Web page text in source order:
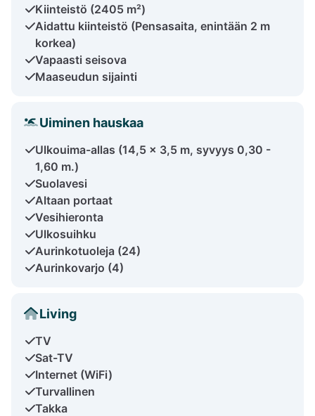
Kiinteistö (2405 m²)
Aidattu kiinteistö (Pensasaita, enintään 2 m
korkea)
Vapaasti seisova
Maaseudun sijainti
Uiminen hauskaa
Ulkouima-allas (14,5 x 3,5 m, syvyys 0,30 -
1,60 m.)
Suolavesi
Altaan portaat
Vesihieronta
Ulkosuihku
Aurinkotuoleja (24)
Aurinkovarjo (4)
Living
TV
Sat-TV
Internet (WiFi)
Turvallinen
Takka